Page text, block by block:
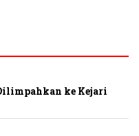
ke Kejari